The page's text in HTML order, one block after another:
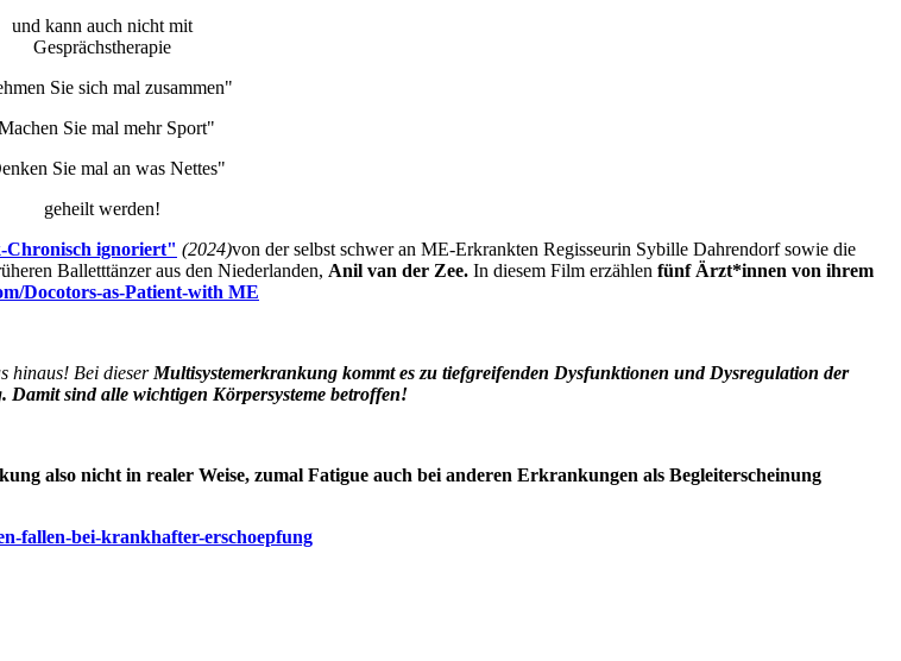
und kann auch nicht mit
Gesprächstherapie
Sie sich mal zusammen"
Sie mal mehr Sport"
Sie mal an was Nettes"
geheilt werden!
Chronisch ignoriert" (2024)von der selbst schwer an ME-Erkrankten Regisseurin Sybille Dahrendorf sowie die
Balletttänzer aus den Niederlanden, Anil van der Zee. In diesem Film erzählen fünf Ärzt*innen von ihrem
Docotors-as-Patient-with ME
hinaus! Bei dieser Multisystemerkrankung kommt es zu tiefgreifenden Dysfunktionen und Dysregulation der
Damit sind alle wichtigen Körpersysteme betroffen!
also nicht in realer Weise, zumal Fatigue auch bei anderen Erkrankungen als Begleiterscheinung
fallen-bei-krankhafter-erschoepfung